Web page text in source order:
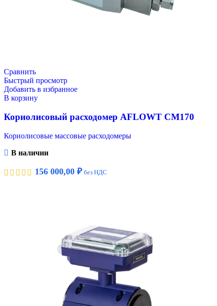
Сравнить
Быстрый просмотр
Добавить в избранное
В корзину
Кориолисовый расходомер AFLOWT CM170
Кориолисовые массовые расходомеры
В наличии
156 000,00 ₽ без НДС